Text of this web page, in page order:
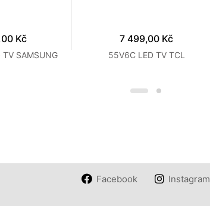
Kč
SAMSUNG
7 499,00 Kč
55V6C LED TV TCL
Facebook Instagram